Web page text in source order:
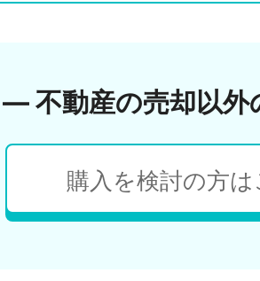
― 不動産の売却以
購入を検討の方は